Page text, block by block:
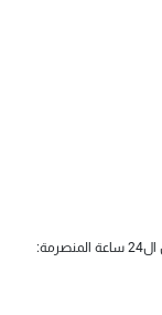
- عدد الفحوصات التي أجريت داخل مختبرات المستشفى خلال ال24 ساعة المنصرمة: